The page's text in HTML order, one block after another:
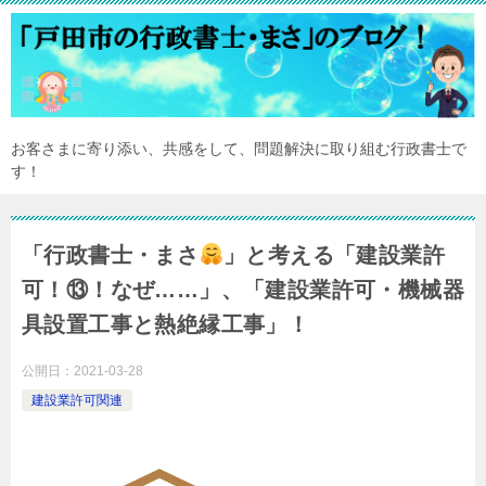
お客さまに寄り添い、共感をして、問題解決に取り組む行政書士で
す！
「行政書士・まさ
」と考える「建設業許
可！⑬！なぜ……」、「建設業許可・機械器
具設置工事と熱絶縁工事」！
公開日： 2021-03-28
建設業許可関連